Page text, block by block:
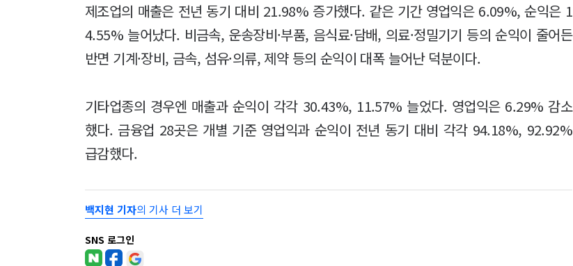
제조업의 매출은 전년 동기 대비 21.98% 증가했다. 같은 기간 영업익은 6.09%, 순익은 1
4.55% 늘어났다. 비금속, 운송장비·부품, 음식료·담배, 의료·정밀기기 등의 순익이 줄어든
반면 기계·장비, 금속, 섬유·의류, 제약 등의 순익이 대폭 늘어난 덕분이다.
기타업종의 경우엔 매출과 순익이 각각 30.43%, 11.57% 늘었다. 영업익은 6.29% 감소
했다. 금융업 28곳은 개별 기준 영업익과 순익이 전년 동기 대비 각각 94.18%, 92.92%
급감했다.
백지현 기자의 기사 더 보기
SNS 로그인